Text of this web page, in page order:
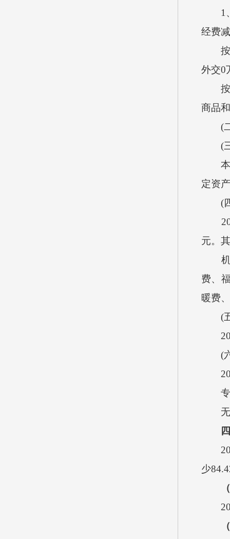
1、
经费
按支
外交0
按支
商品
(二
(三
本单
定资
(四
元。
机关
费、
暖费
(五)
(六
专
无
四
少